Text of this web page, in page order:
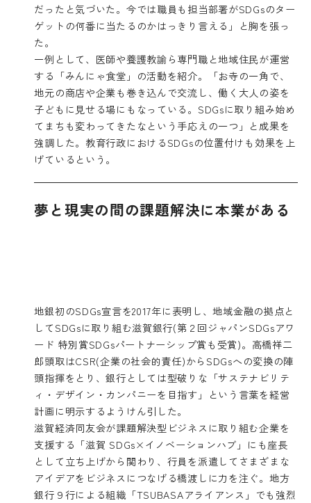
だったと気づいた。今では職員も担当部署がSDGsのター
ゲットの何番に当たるのかはっきり言える」と胸を張っ
た。
一例として、医師や養護教諭ら専門職と地域住民が運営
する「みんにゃ食堂」の活動を紹介。「お寺の一角で、
地元の商店や企業も巻き込んで交流し、働く大人の姿を
子どもに見せる場にもなっている。SDGsに取り組み始め
てまちも変わってきたなという手応えの一つ」と成果を
強調した。教育行政におけるSDGsの位置付けも効果を上
げているという。
夢と現実の間の課題解決に本業がある
地銀初のSDGs宣言を2017年に表明し、地域金融の拠点と
してSDGsに取り組む滋賀銀行(第２回ジャパンSDGsアワ
ード 特別賞SDGsパートナーシップ賞も受賞)。高橋祥二
郎頭取はCSR(企業の社会的責任)からSDGsへの変換の陣
頭指揮をとり、銀行としては型破りな「サステナビリテ
ィ・デザイン・カンパニーを目指す」という言葉を経営
計画に明示するようけん引した。
滋賀経済同友会が課題解決型ビジネスに取り組む企業を
支援する「滋賀 SDGs×イノベーションハブ」にも座長
として立ち上げから関わり、行員を派遣してさまざまな
アイデアをビジネスにつなげる橋渡しに力を注ぐ。地方
銀行９行による組織「TSUBASAアライアンス」でも強烈